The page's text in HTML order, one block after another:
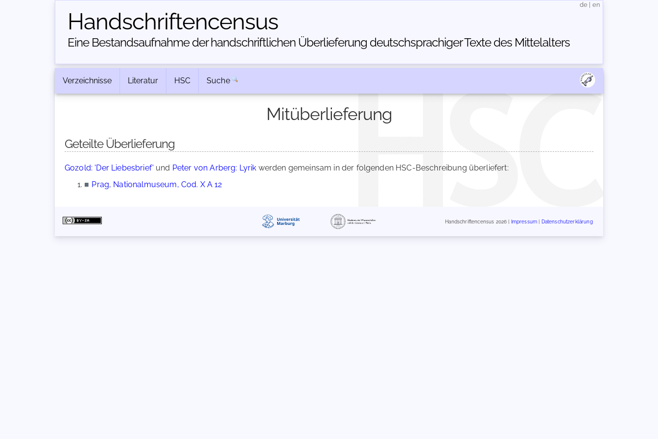
Handschriften­census
Eine Bestandsaufnahme der handschriftlichen Über­lieferung deutschsprachiger Texte des Mittelalters
de en
Verzeichnisse Literatur HSC Suche
Mitüberlieferung
Geteilte Überlieferung
Gozold: 'Der Liebesbrief' und Peter von Arberg: Lyrik werden gemeinsam in der folgenden HSC-Beschreibung überliefert:
■ Prag, Nationalmuseum, Cod. X A 12
Handschriftencensus 2026 | Impressum Datenschutzerklärung